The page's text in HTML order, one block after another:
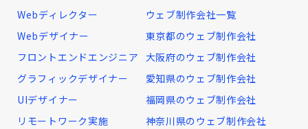
Webディレクター
Webデザイナー
フロントエンドエンジニア
グラフィックデザイナー
UIデザイナー
リモートワーク実施
ウェブ制作会社一覧
東京都のウェブ制作会社
大阪府のウェブ制作会社
愛知県のウェブ制作会社
福岡県のウェブ制作会社
神奈川県のウェブ制作会社